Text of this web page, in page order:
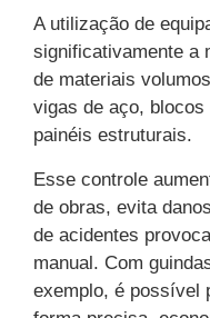
A utilização de
significativamente a
de materiais
vigas de aço,
painéis estruturais.
Esse controle
de obras, evita
de acidentes
manual. Com
exemplo, é possível